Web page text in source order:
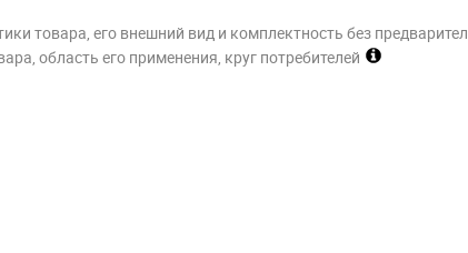
товара, его внешний вид и комплектность без
область его применения, круг потребителей